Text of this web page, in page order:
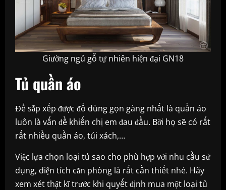
Giường ngủ gỗ tự nhiên hiện đại GN18
Tủ quần áo
Để sắp xếp được đồ dùng gọn gàng nhất là quần áo
luôn là vấn đề khiến chị em đau đầu. Bỡi họ sẽ có rất
rất nhiều quần áo, túi xách,…
Việc lựa chọn loại tủ sao cho phù hợp với nhu cầu sử
dụng, diện tích căn phòng là rất cần thiết nhé. Hãy
xem xét thật kĩ trước khi quyết định mua một loại tủ